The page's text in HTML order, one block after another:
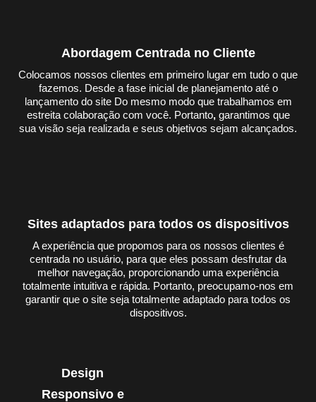
Abordagem Centrada no Cliente
Colocamos nossos clientes em primeiro lugar em tudo o que
fazemos. Desde a fase inicial de planejamento até o
lançamento do site Do mesmo modo que trabalhamos em
estreita colaboração com você. Portanto,garantimos que
sua visão seja realizada e seus objetivos sejam alcançados.
Sites adaptados para todos os dispositivos
A experiência que propomos para os nossos clientes é
centrada no usuário, para que eles possam desfrutar da
melhor navegação, proporcionando uma experiência
totalmente intuitiva e rápida. Portanto, preocupamo-nos em
garantir que o site seja totalmente adaptado para todos os
dispositivos.
Design
Responsivo e